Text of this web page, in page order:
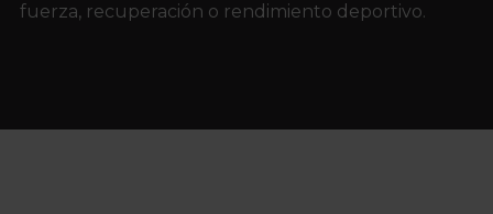
fuerza, recuperación o rendimiento deportivo.